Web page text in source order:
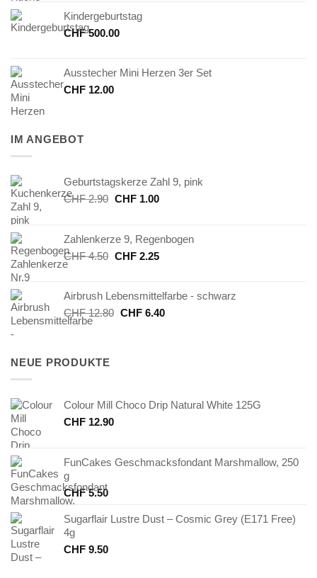
Kindergeburtstag
CHF500.00
Ausstecher Mini Herzen 3er Set
CHF 12.00
IM ANGEBOT
Geburtstagskerze Zahl 9, pink
CHF2.90 Ursprünglicher
CHF 2.90
CHF1.00Aktueller
CHF 1.00.
Zahlenkerze 9, Regenbogen
CHF4.50 Ursprünglicher
CHF 4.50
CHF2.25Aktueller
CHF 2.25.
Airbrush Lebensmittelfarbe - schwarz
CHF12.80 Ursprünglicher
CHF6.40Aktueller
NEUE PRODUKTE
Colour Mill Choco Drip Natural White 125G
CHF 12.90
FunCakes Geschmacksfondant Marshmallow, 250
g
CHF5.50
Sugarflair Lustre Dust – Cosmic Grey (E171 Free)
4g
CHF 9.50